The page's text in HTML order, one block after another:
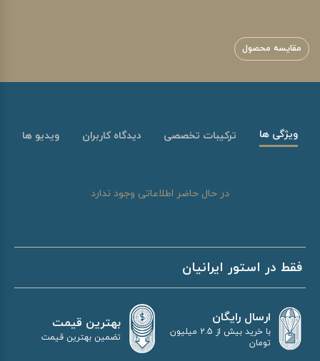
مقایسه محصول
ویژگی ها ترکیبات تخصصی دیدگاه کاربران ویدیو ها
در حال حاضر اطلاعاتی وجود ندارد
فقط در استور ایرانیان
ارسال رایگان
با خرید بیش از 2.5 میلیون
تومان
بهترین قیمت
تضمین بهترین قیمت